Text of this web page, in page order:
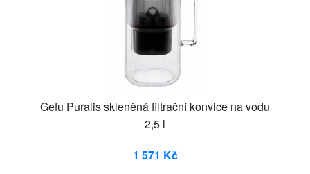
Gefu Puralis skleněná filtrační konvice na vodu
2,5 l
1 571 Kč